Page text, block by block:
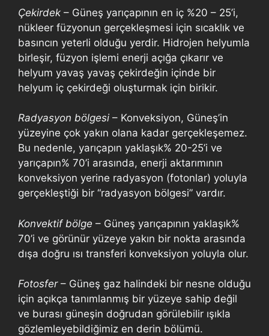
Çekirdek – Güneş yarıçapının en iç %20 – 25’i,
nükleer füzyonun gerçekleşmesi için sıcaklık ve
basıncın yeterli olduğu yerdir. Hidrojen helyumla
birleşir, füzyon işlemi enerji açığa çıkarır ve
helyum yavaş yavaş çekirdeğin içinde bir
helyum iç çekirdeği oluşturmak için birikir.
Radyasyon bölgesi – Konveksiyon, Güneş’in
yüzeyine çok yakın olana kadar gerçekleşemez.
Bu nedenle, yarıçapın yaklaşık% 20-25’i ve
yarıçapın% 70’i arasında, enerji aktarımının
konveksiyon yerine radyasyon (fotonlar) yoluyla
gerçekleştiği bir “radyasyon bölgesi” vardır.
Konvektif bölge – Güneş yarıçapının yaklaşık%
70’i ve görünür yüzeye yakın bir nokta arasında
dışa doğru ısı transferi konveksiyon yoluyla olur.
Fotosfer– Güneş gaz halindeki bir nesne olduğu
için açıkça tanımlanmış bir yüzeye sahip değil
ve burası güneşin doğrudan görülebilir ışıkla
gözlemleyebildiğimiz en derin bölümü.